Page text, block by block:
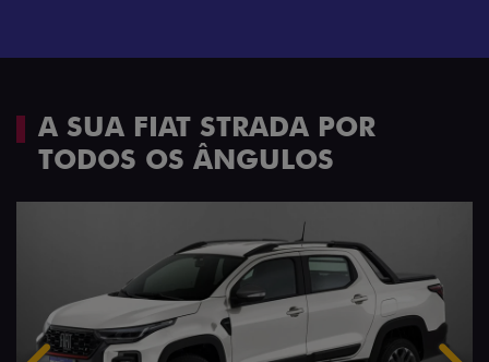
A SUA FIAT STRADA POR
TODOS OS ÂNGULOS